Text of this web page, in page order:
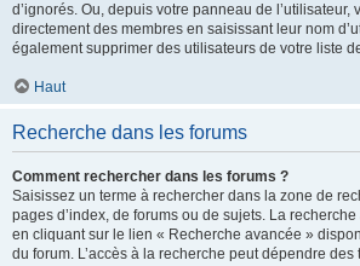
d’ignorés. Ou, depuis votre panneau de l’utilisateur,
directement des membres en saisissant leur nom
également supprimer des utilisateurs de votre liste
Haut
Recherche dans les forums
Comment rechercher dans les forums ?
Saisissez un terme à rechercher dans la zone de
pages d’index, de forums ou de sujets. La
en cliquant sur le lien « Recherche avancée »
du forum. L’accès à la recherche peut dépendre